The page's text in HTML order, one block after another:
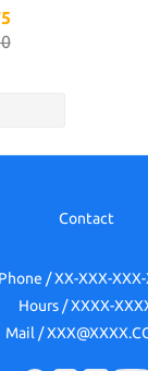
Contact
Phone / XX-XXX-
Hours / XXXX-
Mail /